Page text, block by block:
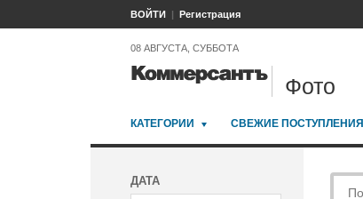
ВОЙТИ Регистрация
08 АВГУСТА, СУББОТА
Фото
КАТЕГОРИИ СВЕЖИЕ ПОСТУПЛЕНИЯ
ДАТА